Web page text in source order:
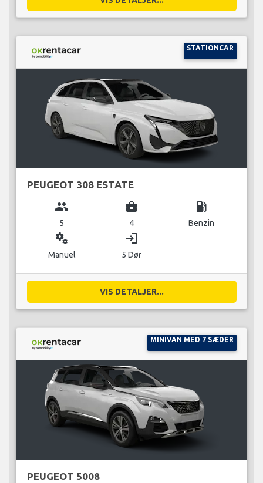
STATIONCAR
PEUGEOT 308 ESTATE
group
5
business_center
4
local_gas_station
Benzin
miscellaneous_services
Manuel
login
5 Dør
VIS DETALJER...
MINIVAN MED 7 SÆDER
PEUGEOT 5008